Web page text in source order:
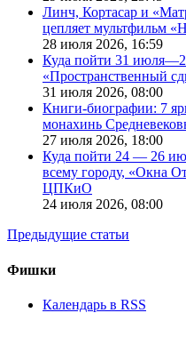
Линч, Кортасар и
цепляет мультфильм
28 июля 2026, 16:59
Куда пойти 31 июля—2
«Пространственный
31 июля 2026, 08:00
Книги-биографии: 7
монахинь
27 июля 2026, 18:00
Куда пойти 24 — 26
всему городу, «Окна
ЦПКиО
24 июля 2026, 08:00
Предыдущие статьи
Фишки
Календарь в RSS